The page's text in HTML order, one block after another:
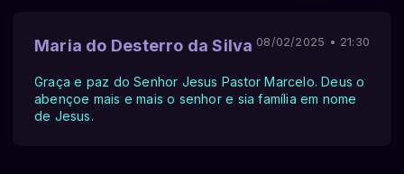
Maria do Desterro da Silva 08/02/2025 • 21:30
Graça e paz do Senhor Jesus Pastor Marcelo. Deus o
abençoe mais e mais o senhor e sia família em nome
de Jesus.